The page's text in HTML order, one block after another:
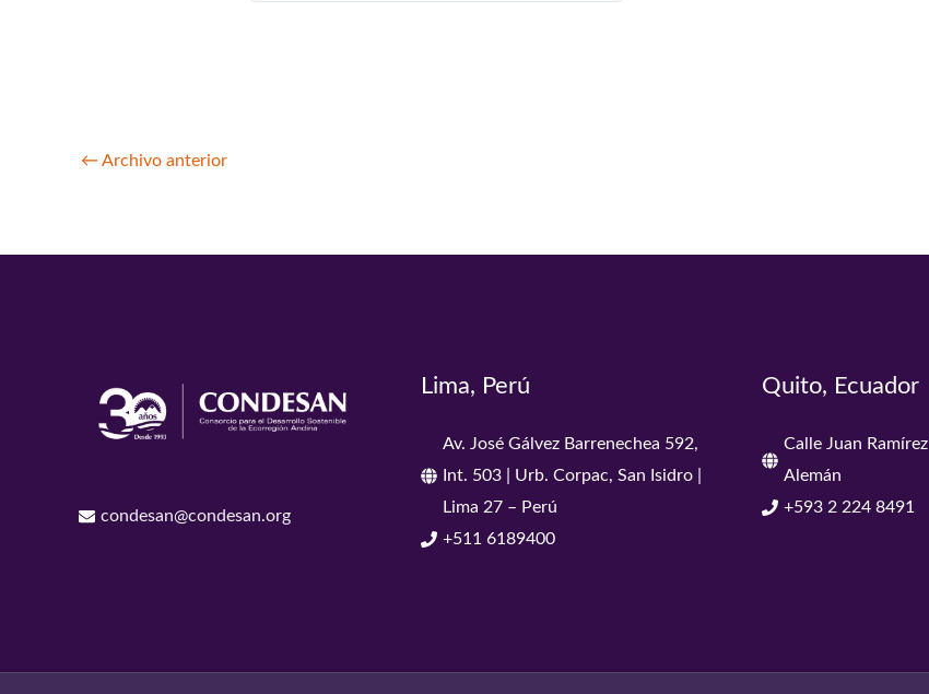
← Archivo anterior
condesan@condesan.org
Lima, Perú
Av. José Gálvez Barrenechea 592,
Int. 503 | Urb. Corpac, San Isidro |
Lima 27 – Perú
+511 6189400
Quito, Ecuador
Calle Juan
Alemán
+593 2 224 8491